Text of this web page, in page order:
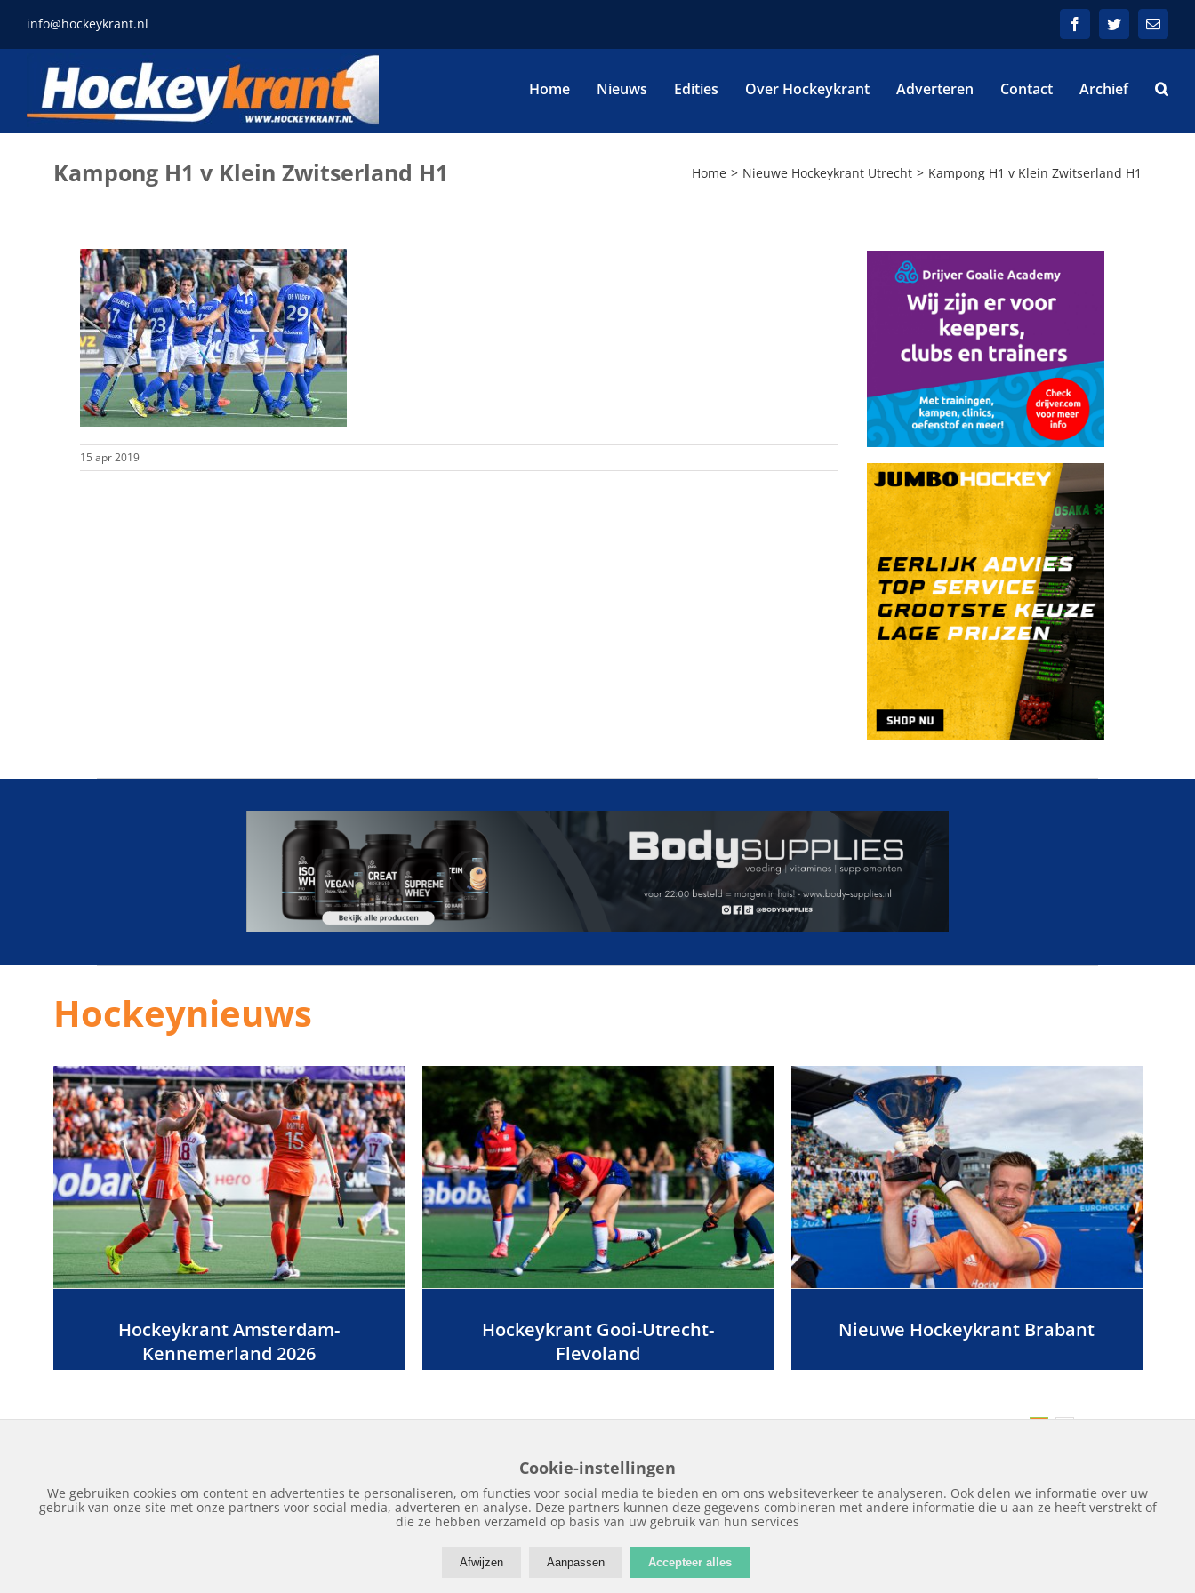
naar
inhoud
info@hockeykrant.nl FacebookTwitterE-
mail
Home Nieuws Edities Over Hockeykrant Adverteren Contact Archief
Kampong H1 v Klein Zwitserland H1 Home Nieuwe Hockeykrant Utrecht Kampong H1 v Klein Zwitserland H1
15 apr 2019
Hockeynieuws
Hockeykrant Amsterdam-
Kennemerland 2026
Hockeykrant Gooi-Utrecht-
Flevoland
Nieuwe Hockeykrant Brabant
Home Edities Over Hockeykrant Adverteren Contact Nieuws Archief
Copyright © 2018 | Hockeykrant.nl | Realisatie:Site Online
Cookie-instellingen
We gebruiken cookies om content en advertenties te personaliseren, om functies voor social media te bieden en om ons websiteverkeer te analyseren. Ook delen we informatie over uw
gebruik van onze site met onze partners voor social media, adverteren en analyse. Deze partners kunnen deze gegevens combineren met andere informatie die u aan ze heeft verstrekt of
die ze hebben verzameld op basis van uw gebruik van hun services
Afwijzen Aanpassen Accepteer alles